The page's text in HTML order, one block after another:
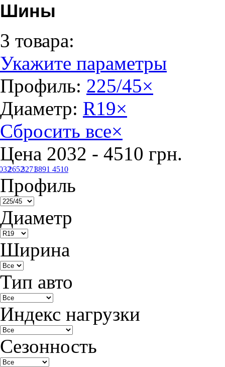
Шины
3 товара:
Укажите параметры
Профиль: 225/45×
Диаметр: R19×
Сбросить все×
Цена 2032 - 4510 грн.
265232713891 4510
Профиль
Диаметр
Ширина
Тип авто
Индекс нагрузки
Сезонность